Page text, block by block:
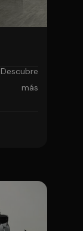
Descubre
más